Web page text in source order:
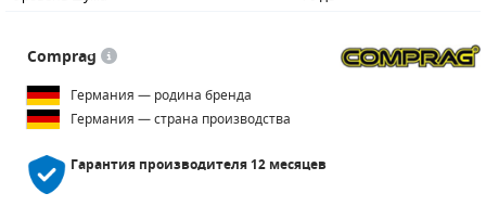
Comprag
Германия — родина бренда
Германия — страна производства
Гарантия производителя12 месяцев
ДЛЯ ВАКУУМНЫХ НАСОСОВ